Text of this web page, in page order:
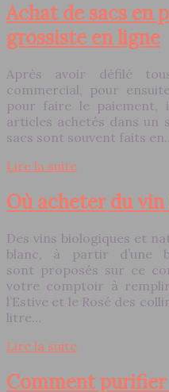
Achat de sacs en
grossiste en ligne
Après avoir défilé
commercial, pour
pour faire le
articles achetés dans un
sacs sont souvent faits
Lire la suite
Où acheter du
Des vins biologiques et
blanc, à partir d’une
sont proposés sur ce
votre comptoir à
l’Estive et le Rosé des
litre…
Lire la suite
Comment